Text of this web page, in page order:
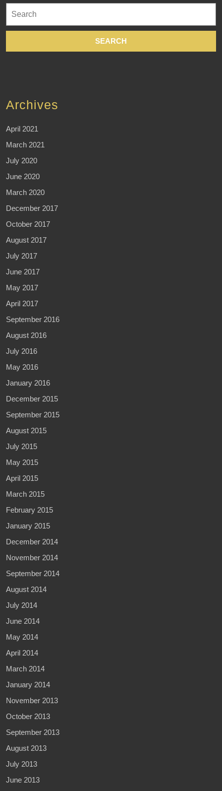
for:
Archives
April 2021
March 2021
July 2020
June 2020
March 2020
December 2017
October 2017
August 2017
July 2017
June 2017
May 2017
April 2017
September 2016
August 2016
July 2016
May 2016
January 2016
December 2015
September 2015
August 2015
July 2015
May 2015
April 2015
March 2015
February 2015
January 2015
December 2014
November 2014
September 2014
August 2014
July 2014
June 2014
May 2014
April 2014
March 2014
January 2014
November 2013
October 2013
September 2013
August 2013
July 2013
June 2013